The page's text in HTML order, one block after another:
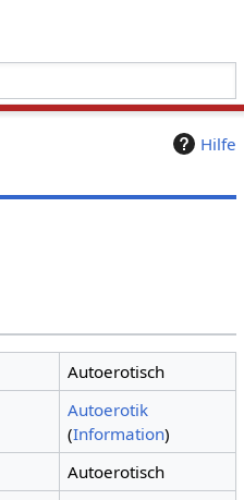
Hilfe
Autoerotisch
Autoerotik
(Information)
Autoerotisch